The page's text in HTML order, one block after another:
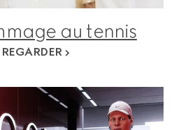
au tennis
REGARDER